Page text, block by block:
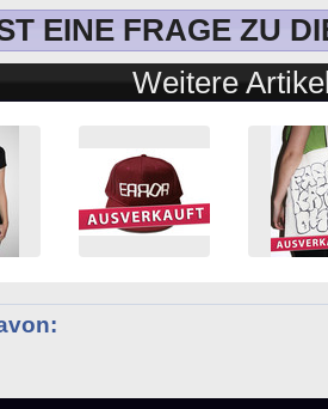
EINE FRAGE ZU
Weitere